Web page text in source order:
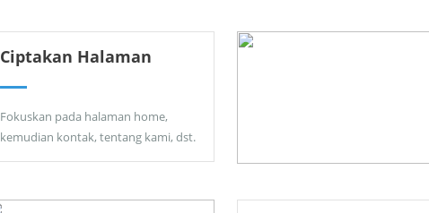
Ciptakan Halaman
Fokuskan pada halaman home,
kemudian kontak, tentang kami, dst.